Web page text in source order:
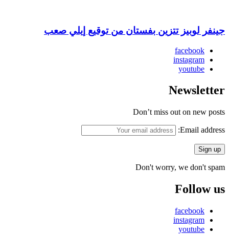
جينفر لوبيز تتزين بفستان من توقيع إيلي صعب
facebook
instagram
youtube
Newsletter
Don’t miss out on new posts
Email address:
Don't worry, we don't spam
Follow us
facebook
instagram
youtube